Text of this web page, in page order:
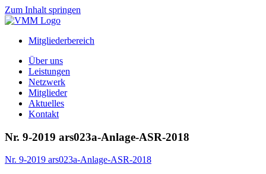
Zum Inhalt springen
Mitgliederbereich
Über uns
Leistungen
Netzwerk
Mitglieder
Aktuelles
Kontakt
Nr. 9-2019 ars023a-Anlage-ASR-2018
Nr. 9-2019 ars023a-Anlage-ASR-2018